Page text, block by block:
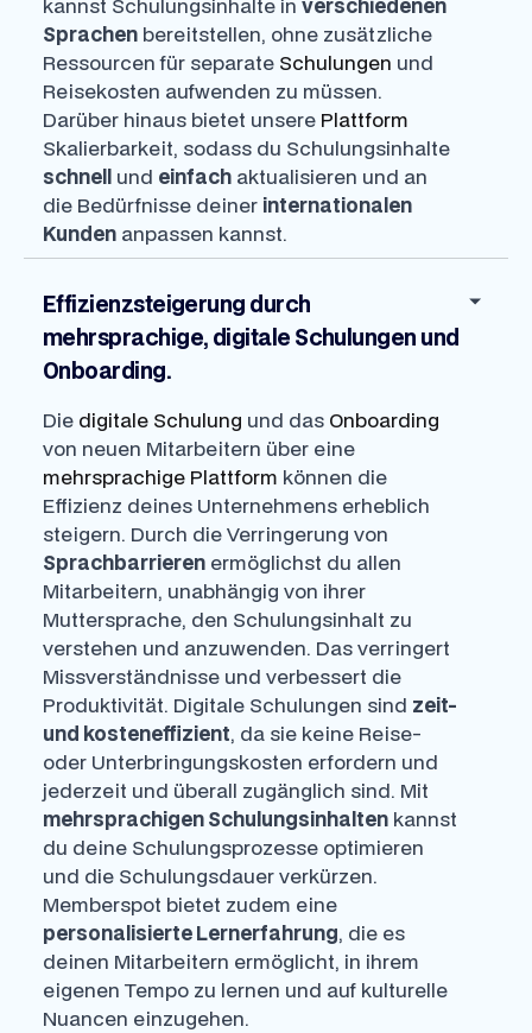
Sprachen bereitstellen, ohne zusätzliche
Ressourcen für separate Schulungen und
Reisekosten aufwenden zu müssen.
Darüber hinaus bietet unsere Plattform
Skalierbarkeit, sodass du Schulungsinhalte
schnell und einfach aktualisieren und an
die Bedürfnisse deiner internationalen
Kunden anpassen kannst.
Effizienzsteigerung durch
mehrsprachige, digitale Schulungen und
Onboarding.
Die digitale Schulung und das Onboarding
von neuen Mitarbeitern über eine
mehrsprachige Plattform können die
Effizienz deines Unternehmens erheblich
steigern. Durch die Verringerung von
Sprachbarrieren ermöglichst du allen
Mitarbeitern, unabhängig von ihrer
Muttersprache, den Schulungsinhalt zu
verstehen und anzuwenden. Das verringert
Missverständnisse und verbessert die
Produktivität. Digitale Schulungen sind zeit-
und kosteneffizient, da sie keine Reise-
oder Unterbringungskosten erfordern und
jederzeit und überall zugänglich sind. Mit
mehrsprachigen Schulungsinhalten kannst
du deine Schulungsprozesse optimieren
und die Schulungsdauer verkürzen.
Memberspot bietet zudem eine
personalisierte Lernerfahrung, die es
deinen Mitarbeitern ermöglicht, in ihrem
eigenen Tempo zu lernen und auf kulturelle
Nuancen einzugehen.